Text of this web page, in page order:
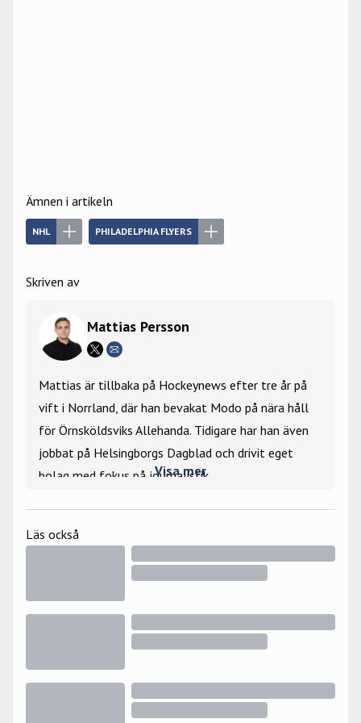
Ämnen i artikeln
NHL PHILADELPHIA FLYERS
Skriven av
Mattias Persson
Mattias är tillbaka på Hockeynews efter tre år på
vift i Norrland, där han bevakat Modo på nära håll
för Örnsköldsviks Allehanda. Tidigare har han även
jobbat på Helsingborgs Dagblad och drivit eget
bolag med fokus på journalistik.
på isen. Bevakade Hockey-VM 2019 på plats i
Bratislava samt JVM 2025 i Ottawa för
Största hockeyminne: Nicklas Lidströms OS-
Visa mer
Läs också